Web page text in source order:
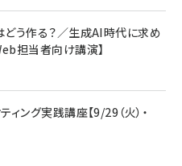
う作る？／生成AI時代に求め
担当者向け講演】
ング実践講座【9/29（火）・